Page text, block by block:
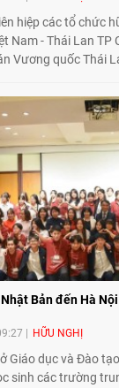
hiệp các tổ chức
Nam - Thái Lan TP
Vương quốc Thái
Lan (1976-
nhân dân, Tổng
đổi về văn hóa,
giao lưu thanh niên
Nam ngày càng
Bản đến Hà
HỮU NGHỊ
Giáo dục và Đào
sinh các trường